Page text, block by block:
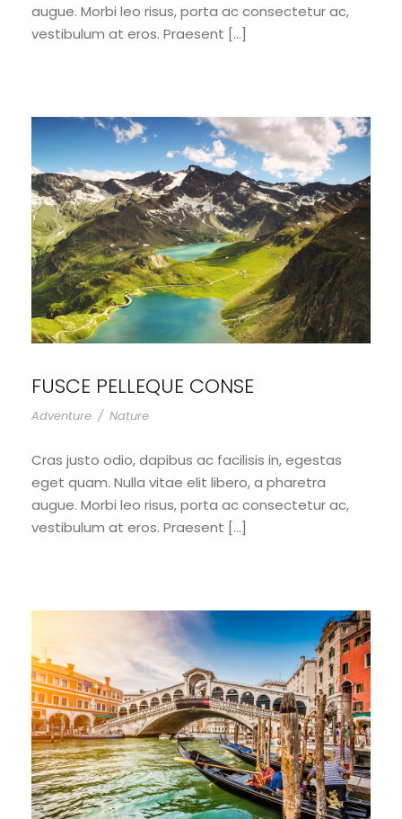
augue. Morbi leo risus, porta ac consectetur ac,
vestibulum at eros. Praesent […]
FUSCE PELLEQUE CONSE
Adventure / Nature
Cras justo odio, dapibus ac facilisis in, egestas
eget quam. Nulla vitae elit libero, a pharetra
augue. Morbi leo risus, porta ac consectetur ac,
vestibulum at eros. Praesent […]